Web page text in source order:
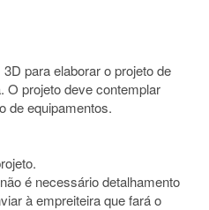
para elaborar o projeto de
O projeto deve contemplar
de equipamentos.
é necessário detalhamento
à empreiteira que fará o